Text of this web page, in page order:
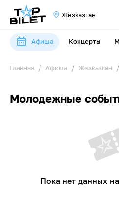
Жезказган
Афиша Концерты
Главная Афиша Жезказган
Молодежные
Пока нет данных